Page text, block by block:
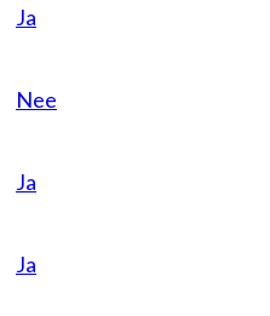
Ja
Nee
Ja
Ja